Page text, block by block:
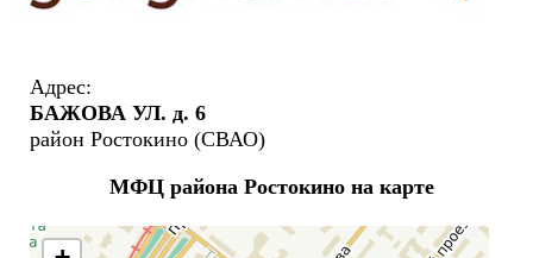
Адрес:
БАЖОВА УЛ. д. 6
район Ростокино (СВАО)
МФЦ района Ростокино на карте